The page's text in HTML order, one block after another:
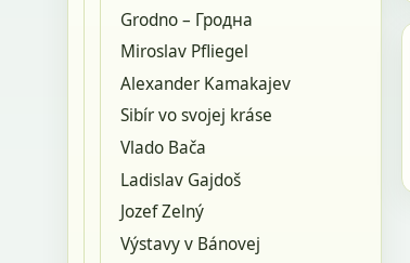
Grodno – Гродна
Miroslav Pfliegel
Alexander Kamakajev
Sibír vo svojej kráse
Vlado Bača
Ladislav Gajdoš
Jozef Zelný
Výstavy v Bánovej